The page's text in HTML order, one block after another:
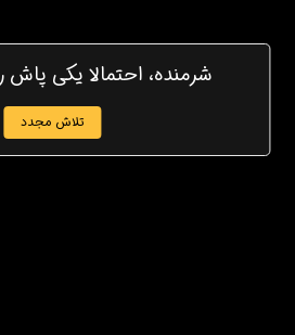
شرمنده، احتمالا یکی پاش
تلاش مجدد